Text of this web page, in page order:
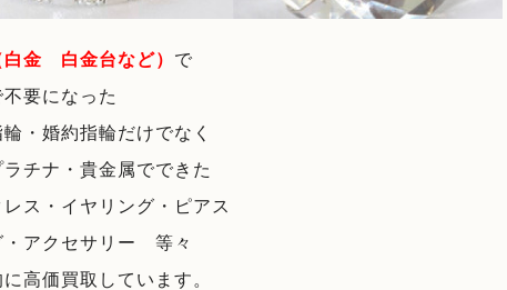
白金 白金台など） で
要になった
・婚約指輪だけでなく
チナ・貴金属でできた
レス・イヤリング・ピアス
・アクセサリー 等々
高価買取しています。